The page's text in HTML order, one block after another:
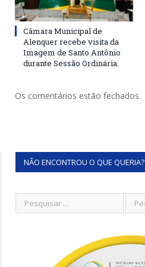
Câmara Municipal de
Alenquer recebe visita da
Imagem de Santo Antônio
durante Sessão Ordinária.
Os comentários estão fechados.
NÃO ENCONTROU O QUE QUERIA?